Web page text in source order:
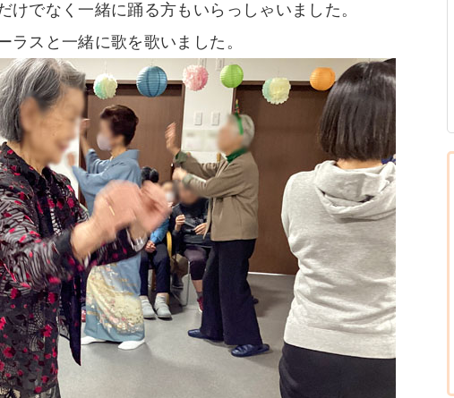
けでなく一緒に踊る方もいらっしゃいました。
ラスと一緒に歌を歌いました。